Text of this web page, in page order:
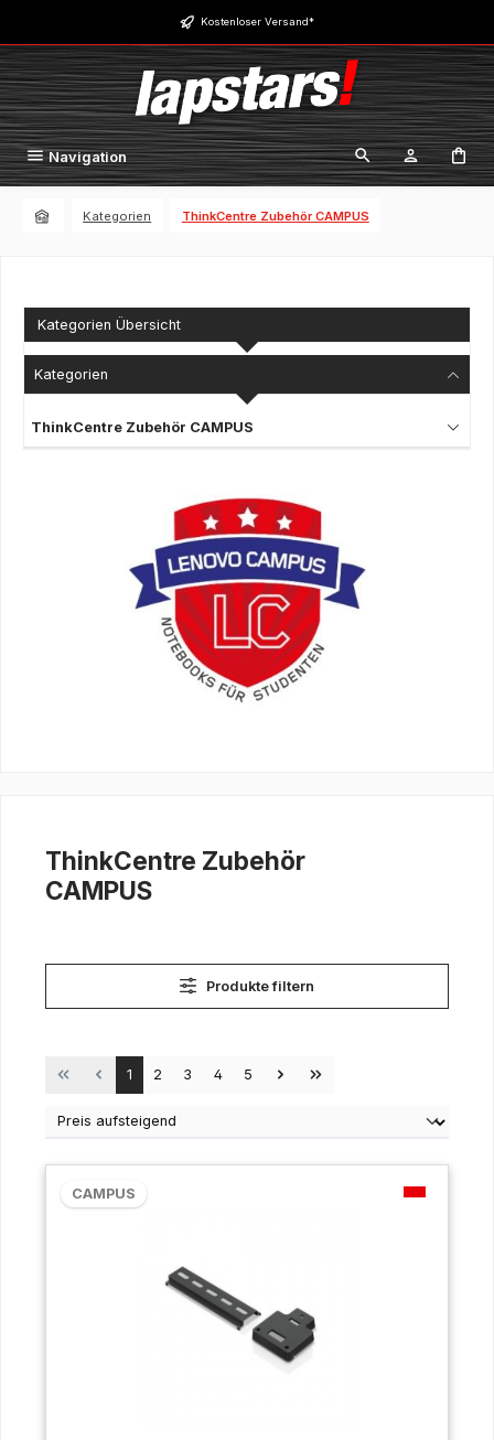
Zum Hauptinhalt springen Kostenloser Versand*
Navigation
Kategorien ThinkCentre Zubehör CAMPUS
Kategorien Übersicht
Kategorien
ThinkCentre Zubehör CAMPUS
ThinkCentre Zubehör
CAMPUS
Produkte filtern
Seite
1 Seite
2 Seite
3 Seite
4 Seite
5
CAMPUS